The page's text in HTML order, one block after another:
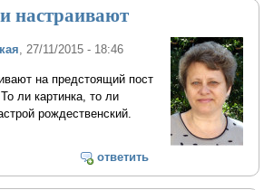
настраивают
, 27/11/2015 - 18:46
на предстоящий пост
ли картинка, то ли
рождественский.
ответить